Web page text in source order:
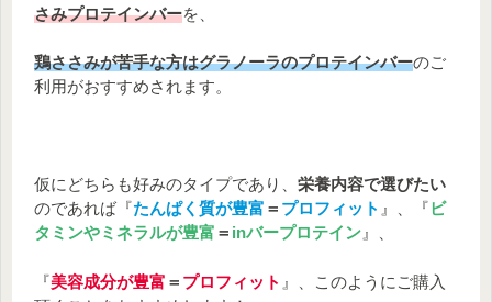
さみプロテインバーを、
鶏ささみが苦手な方はグラノーラのプロテインバーのご
利用がおすすめされます。
仮にどちらも好みのタイプであり、 栄養内容で選びたい
のであれば『たんぱく質が豊富 ＝ プロフィット 』、『ビ
タミンやミネラルが豊富 ＝ inバープロテイン 』、
『美容成分が豊富 ＝ プロフィット 』、このようにご購入